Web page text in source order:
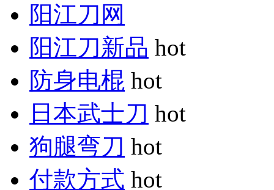
阳江刀网
阳江刀新品 hot
防身电棍 hot
日本武士刀 hot
狗腿弯刀 hot
付款方式 hot